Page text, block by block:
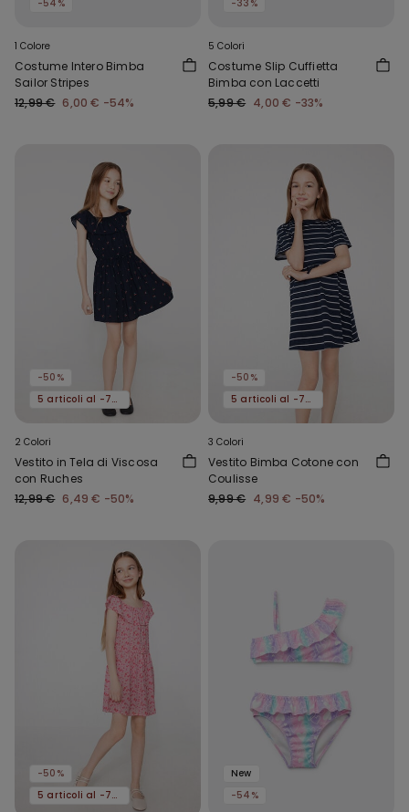
-54%
1 Colore
Costume Intero Bimba
Sailor Stripes
12,99 € 6,00 € -54%
-33%
5 Colori
Costume Slip Cuffietta
Bimba con Laccetti
5,99 € 4,00 € -33%
-50%
5 articoli al -70%
2 Colori
Vestito in Tela di Viscosa
con Ruches
12,99 € 6,49 € -50%
-50%
5 articoli al -70%
3 Colori
Vestito Bimba Cotone con
Coulisse
9,99 € 4,99 € -50%
-50%
5 articoli al -70%
New
-54%